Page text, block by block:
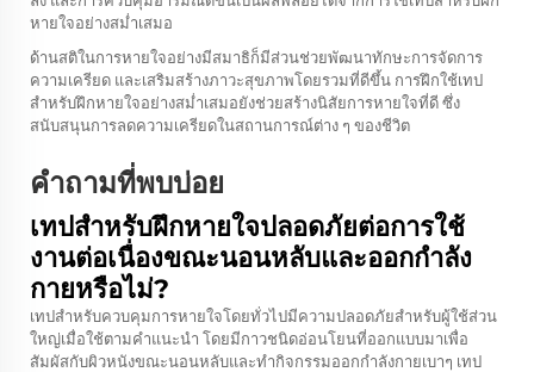
หายใจอย่างสม่ำเสมอ
ด้านสติในการหายใจอย่างมีสมาธิก็มีส่วนช่วยพัฒนาทักษะการจัดการ
ความเครียด และเสริมสร้างภาวะสุขภาพโดยรวมที่ดีขึ้น การฝึกใช้เทป
สำหรับฝึกหายใจอย่างสม่ำเสมอยังช่วยสร้างนิสัยการหายใจที่ดี ซึ่ง
สนับสนุนการลดความเครียดในสถานการณ์ต่าง ๆ ของชีวิต
คำถามที่พบบ่อย
เทปสำหรับฝึกหายใจปลอดภัยต่อการใช้
งานต่อเนื่องขณะนอนหลับและออกกำลัง
กายหรือไม่?
เทปสำหรับควบคุมการหายใจโดยทั่วไปมีความปลอดภัยสำหรับผู้ใช้ส่วน
ใหญ่เมื่อใช้ตามคำแนะนำ โดยมีกาวชนิดอ่อนโยนที่ออกแบบมาเพื่อ
สัมผัสกับผิวหนังขณะนอนหลับและทำกิจกรรมออกกำลังกายเบาๆ เทป